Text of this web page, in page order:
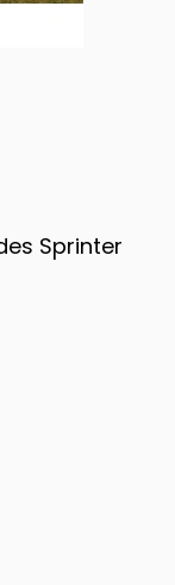
Sprinter